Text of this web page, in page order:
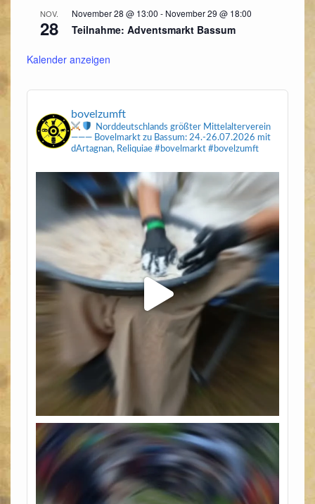
NOV.
28
November 28 @ 13:00 - November 29 @ 18:00
Teilnahme: Adventsmarkt Bassum
Kalender anzeigen
bovelzumft
Norddeutschlands größter Mittelalterverein
——— Bovelmarkt zu Bassum: 24.-26.07.2026 mit
dArtagnan, Reliquiae#bovelmarkt #bovelzumft